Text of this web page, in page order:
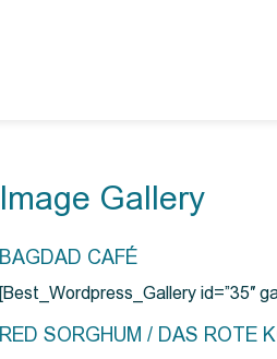
Image Gallery
BAGDAD CAFÉ
[Best_Wordpress_Gallery id=”35″
RED SORGHUM / DAS ROTE